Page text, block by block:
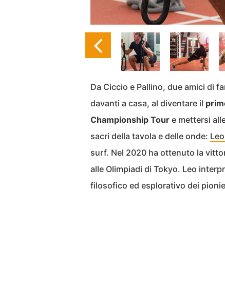
Da Ciccio e Pallino, due amici di
davanti a casa, al diventare il
Championship Tour e mettersi
sacri della tavola e delle onde:
surf. Nel 2020 ha ottenuto la
alle Olimpiadi di Tokyo. Leo
filosofico ed esplorativo dei